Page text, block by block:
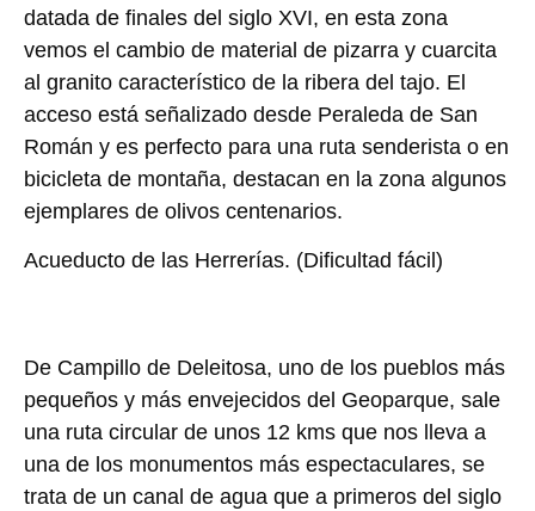
datada de finales del siglo XVI, en esta zona
vemos el cambio de material de pizarra y cuarcita
al granito característico de la ribera del tajo. El
acceso está señalizado desde Peraleda de San
Román y es perfecto para una ruta senderista o en
bicicleta de montaña, destacan en la zona algunos
ejemplares de olivos centenarios.
Acueducto de las Herrerías. (Dificultad fácil)
De Campillo de Deleitosa, uno de los pueblos más
pequeños y más envejecidos del Geoparque, sale
una ruta circular de unos 12 kms que nos lleva a
una de los monumentos más espectaculares, se
trata de un canal de agua que a primeros del siglo